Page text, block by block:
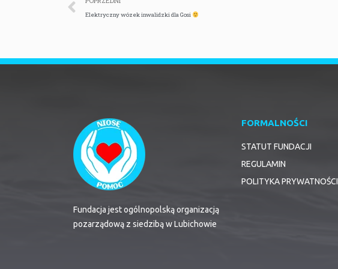
Elektryczny wózek inwalidzki dla Gosi
Fundacja jest ogólnopolską organizacją
pozarządową z siedzibą w Lubichowie
FORMALNOŚCI
STATUT FUNDACJI
REGULAMIN
POLITYKA PRYWATNOŚCI